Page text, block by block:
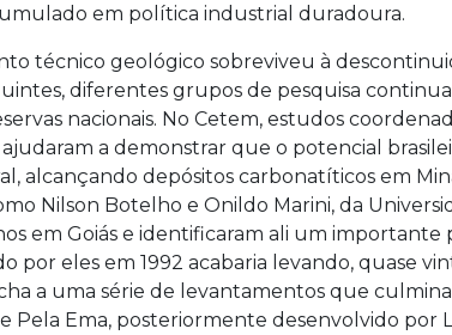
em política industrial duradoura.
técnico geológico sobreviveu à
diferentes grupos de pesquisa
nacionais. No Cetem, estudos
a demonstrar que o potencial
alcançando depósitos carbonatíticos em
Nilson Botelho e Onildo Marini, da
em Goiás e identificaram ali um importante
por eles em 1992 acabaria levando, quase
a uma série de levantamentos que
Pela Ema, posteriormente desenvolvido por